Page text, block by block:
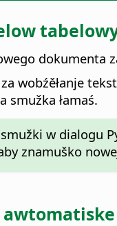
dokumenta
wobźěłanje
smužka łamaś.
w dialogu
znamuško